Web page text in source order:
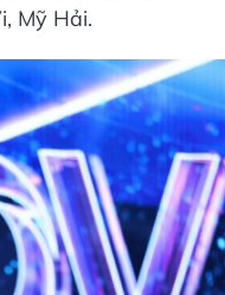
Mỹ Hải.